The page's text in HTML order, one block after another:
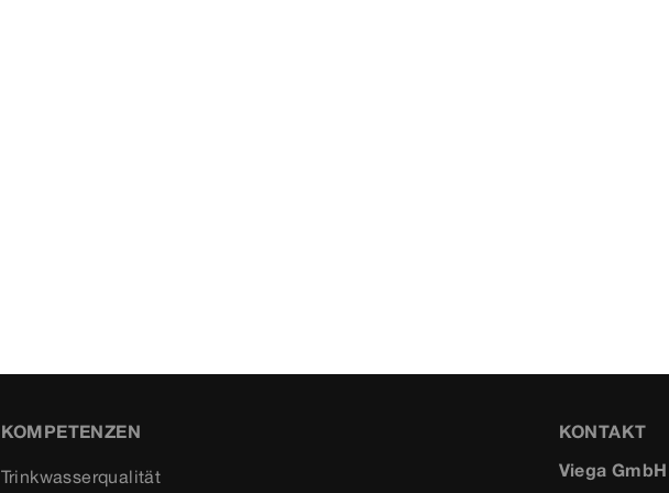
KOMPETENZEN
Trinkwasserqualität
KONTAKT
Viega